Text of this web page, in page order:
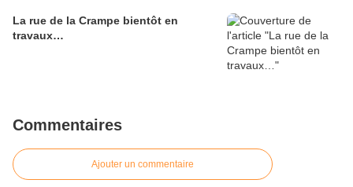
La rue de la Crampe bientôt en
travaux…
Commentaires
Ajouter un commentaire